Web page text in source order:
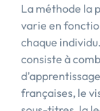
La méthode la
varie en
chaque
consiste à
françaises, le